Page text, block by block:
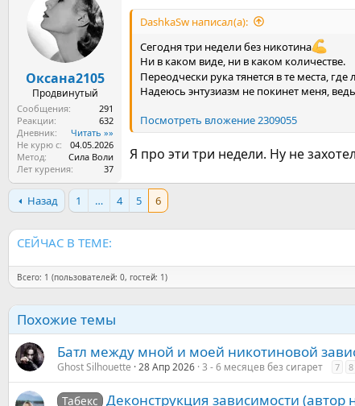
и
Оксана2105
Продвинутый
Сообщения
291
Реакции
632
Дневник
Читать »»
Не курю с
04.05.2026
Метод
Сила Воли
Лет курения
37
DashkaSw написал(а):
Сегодня три недели без никотина
Ни в каком виде, ни в каком количестве.
Переодчески рука тянется в те места,
Надеюсь энтузиазм не покинет меня,
Посмотреть вложение 2309055
Я про эти три недели. Ну не
Назад 1 … 4 5 6
СЕЙЧАС В ТЕМЕ:
Всего: 1 (пользователей: 0, гостей: 1)
Похожие темы
Батл между мной и моей никотиновой
Ghost Silhouette 28 Апр 2026 3 - 6 месяцев без сигарет 7 8
Табекс Деконструкция зависимости (автор